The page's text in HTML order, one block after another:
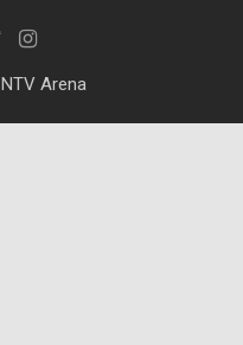
NTV Arena